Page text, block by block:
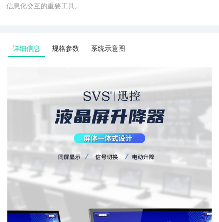
信息化交互的重要工具。
详细信息 规格参数 系统示意图